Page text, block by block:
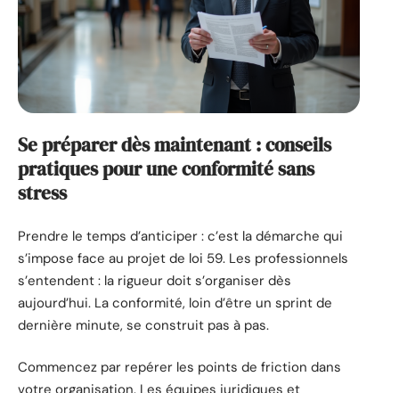
Se préparer dès maintenant : conseils
pratiques pour une conformité sans
stress
Prendre le temps d’anticiper : c’est la démarche qui
s’impose face au projet de loi 59. Les professionnels
s’entendent : la rigueur doit s’organiser dès
aujourd’hui. La conformité, loin d’être un sprint de
dernière minute, se construit pas à pas.
Commencez par repérer les points de friction dans